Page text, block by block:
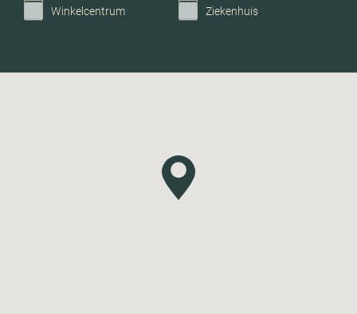
Winkelcentrum Ziekenhuis